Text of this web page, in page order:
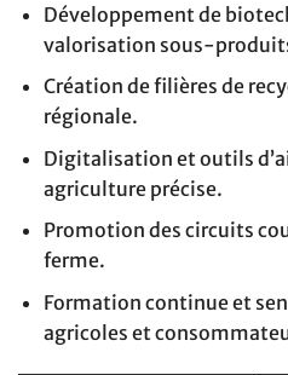
Développement de
valorisation sous-
Création de filières de
régionale.
Digitalisation et outils
agriculture précise.
Promotion des circuits
ferme.
Formation continue et
agricoles et